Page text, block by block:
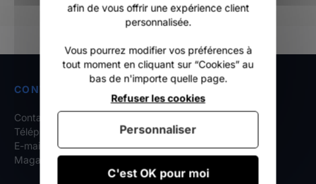
CONTACT
Contactez-nous
Téléphone : 03 21 96 43 51
E-mail :
contact@onelife-surfshop.com
Magasin : Rue Arlette Davids, 62179 Wissant
afin de vous offrir une expérience client
personnalisée.
Vous pourrez modifier vos préférences à
tout moment en cliquant sur “Cookies” au
bas de n'importe quelle page.
C'est OK pour moi
Refuser les cookies
Personnaliser